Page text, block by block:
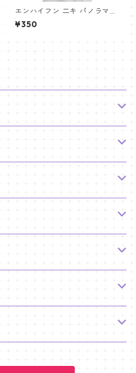
エンハイフン 二キ パノラマポ
スター (ENHYPEN NIKI Poste
r) 700*330mm 【Niki_01】
¥350